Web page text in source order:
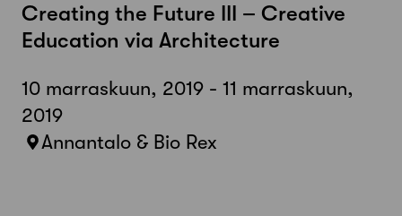
Creating the Future III – Creative
Education via Architecture
10 marraskuun, 2019 - 11 marraskuun,
2019
Annantalo & Bio Rex